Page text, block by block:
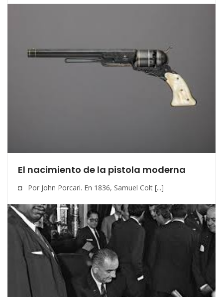
El nacimiento de la pistola moderna
◘ Por John Porcari. En 1836, Samuel Colt [...]